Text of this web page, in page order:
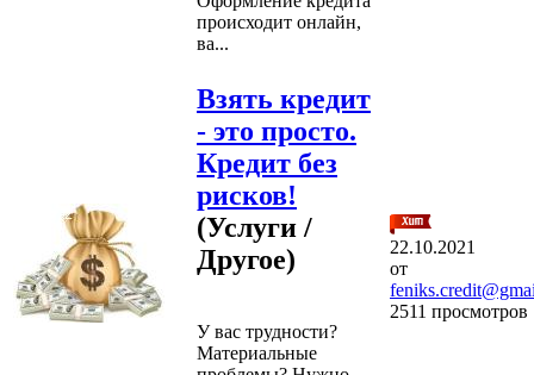
происходит онлайн,
ва...
Взять кредит
- это просто.
Кредит без
рисков!
(Услуги /
Другое)
У вас трудности?
Материальные
22.10.2021
от
2511 просмотров